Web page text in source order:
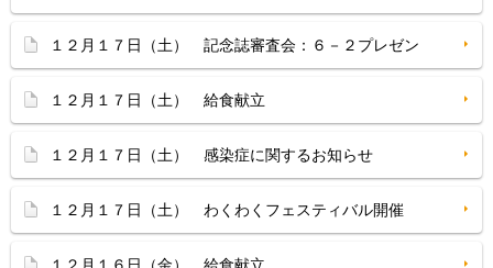
１２月１７日（土） 記念誌審査会：６－２プレゼン
１２月１７日（土） 給食献立
１２月１７日（土） 感染症に関するお知らせ
１２月１７日（土） わくわくフェスティバル開催